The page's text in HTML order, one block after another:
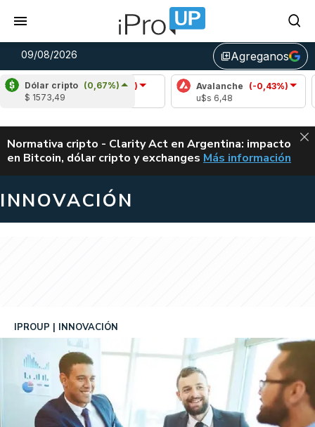
09/08/2026 library_addAgreganos
Dólar cripto (0,67%)
$ 1573,49
Cardano
(-1,62%)
u$s 0,20
Avalanche (-0,43%)
ALERTA
Normativa cripto - Clarity Act en Argentina: impacto
en Bitcoin, dólar cripto y exchanges CLARITY ACT EN
Más información
INNOVACIÓN
IPROUP INNOVACIÓN